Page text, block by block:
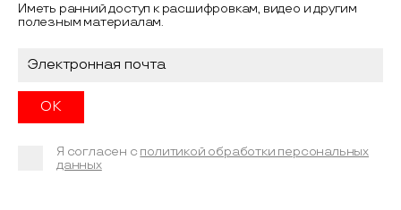
Иметь ранний доступ к расшифровкам, видео и другим
полезным материалам.
Я согласен с политикой обработки персональных
данных